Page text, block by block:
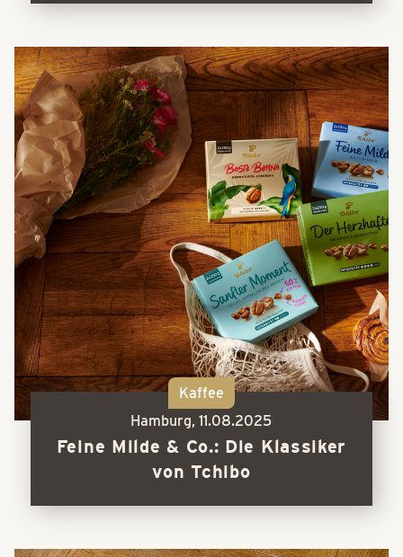
Kaffee
Hamburg,11.08.2025
Feine Milde & Co.: Die Klassiker
von Tchibo